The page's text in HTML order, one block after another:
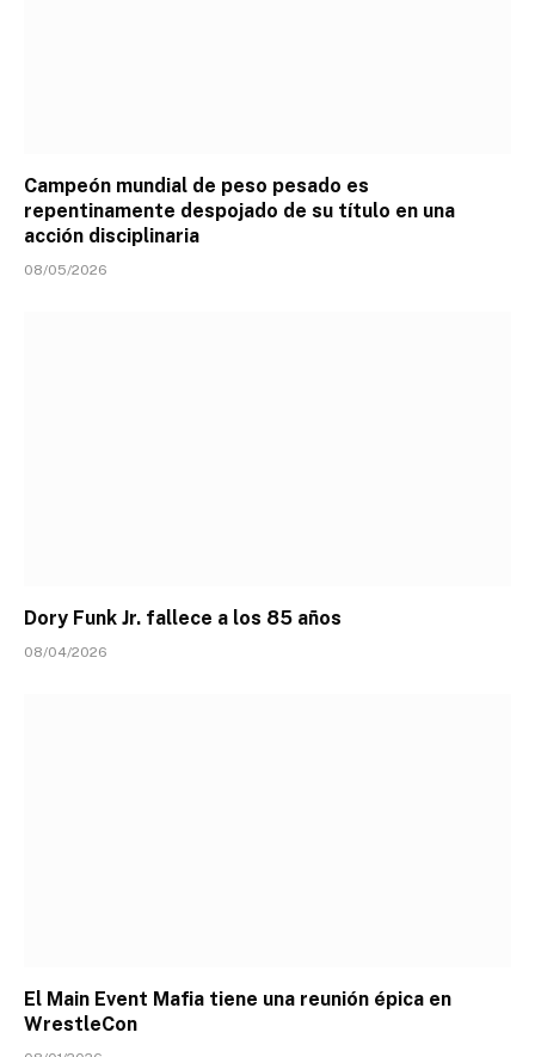
Campeón mundial de peso pesado es
repentinamente despojado de su título en una
acción disciplinaria
08/05/2026
Dory Funk Jr. fallece a los 85 años
08/04/2026
El Main Event Mafia tiene una reunión épica en
WrestleCon